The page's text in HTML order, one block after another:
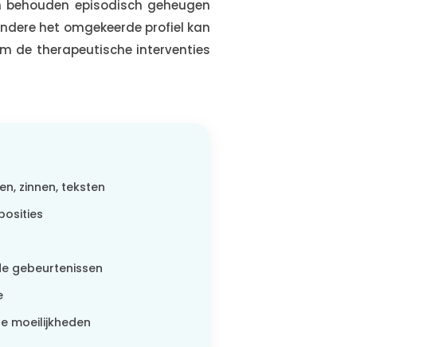
episodisch geheugen
het omgekeerde profiel kan
de therapeutische interventies
zinnen, teksten
gebeurtenissen
moeilijkheden